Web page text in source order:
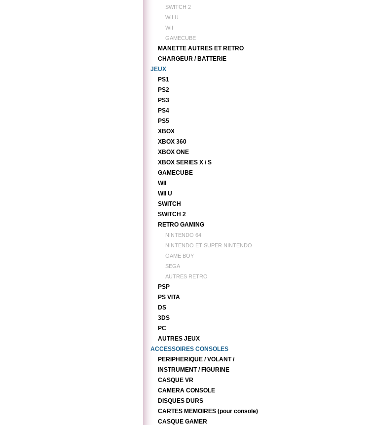
SWITCH 2
WII U
WII
GAMECUBE
MANETTE AUTRES ET RETRO
CHARGEUR / BATTERIE
JEUX
PS1
PS2
PS3
PS4
PS5
XBOX
XBOX 360
XBOX ONE
XBOX SERIES X / S
GAMECUBE
WII
WII U
SWITCH
SWITCH 2
RETRO GAMING
NINTENDO 64
NINTENDO ET SUPER NINTENDO
GAME BOY
SEGA
AUTRES RETRO
PSP
PS VITA
DS
3DS
PC
AUTRES JEUX
ACCESSOIRES CONSOLES
PERIPHERIQUE / VOLANT /
INSTRUMENT / FIGURINE
CASQUE VR
CAMERA CONSOLE
DISQUES DURS
CARTES MEMOIRES (pour console)
CASQUE GAMER